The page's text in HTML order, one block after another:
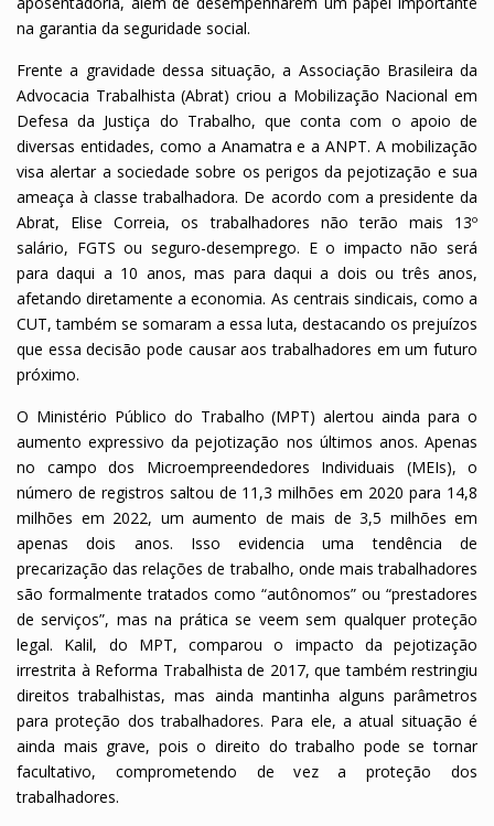
na garantia da seguridade social.
Frente a gravidade dessa situação, a Associação Brasileira da
Advocacia Trabalhista (Abrat) criou a Mobilização Nacional em
Defesa da Justiça do Trabalho, que conta com o apoio de
diversas entidades, como a Anamatra e a ANPT. A mobilização
visa alertar a sociedade sobre os perigos da pejotização e sua
ameaça à classe trabalhadora. De acordo com a presidente da
Abrat, Elise Correia, os trabalhadores não terão mais 13º
salário, FGTS ou seguro-desemprego. E o impacto não será
para daqui a 10 anos, mas para daqui a dois ou três anos,
afetando diretamente a economia. As centrais sindicais, como a
CUT, também se somaram a essa luta, destacando os prejuízos
que essa decisão pode causar aos trabalhadores em um futuro
próximo.
O Ministério Público do Trabalho (MPT) alertou ainda para o
aumento expressivo da pejotização nos últimos anos. Apenas
no campo dos Microempreendedores Individuais (MEIs), o
número de registros saltou de 11,3 milhões em 2020 para 14,8
milhões em 2022, um aumento de mais de 3,5 milhões em
apenas dois anos. Isso evidencia uma tendência de
precarização das relações de trabalho, onde mais trabalhadores
são formalmente tratados como “autônomos” ou “prestadores
de serviços”, mas na prática se veem sem qualquer proteção
legal. Kalil, do MPT, comparou o impacto da pejotização
irrestrita à Reforma Trabalhista de 2017, que também restringiu
direitos trabalhistas, mas ainda mantinha alguns parâmetros
para proteção dos trabalhadores. Para ele, a atual situação é
ainda mais grave, pois o direito do trabalho pode se tornar
facultativo, comprometendo de vez a proteção dos
trabalhadores.